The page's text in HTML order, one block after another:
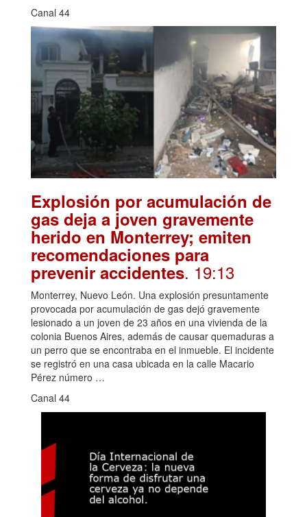
Canal 44
Explosión por acumulación de
gas deja a joven gravemente
herido en Monterrey; emiten
recomendaciones para
prevenir accidentes. 19:13
Monterrey, Nuevo León. Una explosión presuntamente
provocada por acumulación de gas dejó gravemente
lesionado a un joven de 23 años en una vivienda de la
colonia Buenos Aires, además de causar quemaduras a
un perro que se encontraba en el inmueble. El incidente
se registró en una casa ubicada en la calle Macario
Pérez número …
Canal 44